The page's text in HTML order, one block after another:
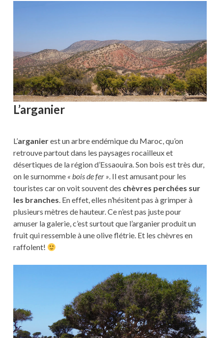
L’arganier
L’arganierest un arbre endémique du Maroc, qu’on
retrouve partout dans les paysages rocailleux et
désertiques de la région d’Essaouira. Son bois est très dur,
on le surnomme « bois de fer ». Il est amusant pour les
touristes car on voit souvent des chèvres perchées sur
les branches. En effet, elles n’hésitent pas à grimper à
plusieurs mètres de hauteur. Ce n’est pas juste pour
amuser la galerie, c’est surtout que l’arganier produit un
fruit qui ressemble à une olive flétrie. Et les chèvres en
raffolent!